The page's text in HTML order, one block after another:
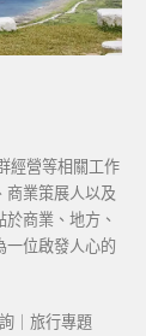
經營等相關工作
商業策展人以及
商業、地方、
一位啟發人心的
｜旅行專題